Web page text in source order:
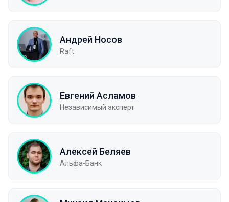
Андрей Носов
Raft
Евгений Асламов
Независимый эксперт
Алексей Беляев
Альфа-Банк